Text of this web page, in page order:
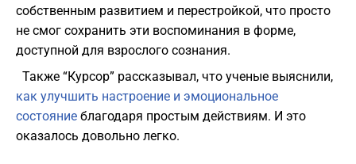
собственным развитием и перестройкой, что просто
не смог сохранить эти воспоминания в форме,
доступной для взрослого сознания.
Также “Курсор” рассказывал, что ученые выяснили,
как улучшить настроение и эмоциональное
состояние благодаря простым действиям. И это
оказалось довольно легко.